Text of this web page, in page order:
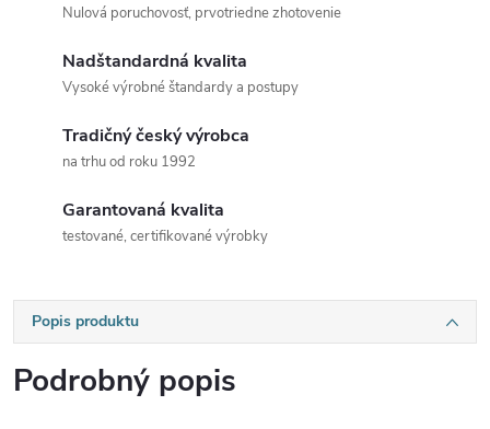
Nulová poruchovosť, prvotriedne zhotovenie
Nadštandardná kvalita
Vysoké výrobné štandardy a postupy
Tradičný český výrobca
na trhu od roku 1992
Garantovaná kvalita
testované, certifikované výrobky
Popis produktu
Podrobný popis